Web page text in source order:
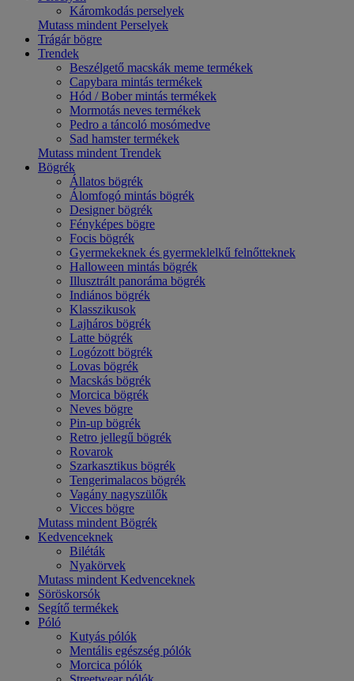
Káromkodás perselyek
Mutass mindent Perselyek
Trágár bögre
Trendek
Beszélgető macskák meme termékek
Capybara mintás termékek
Hód / Bober mintás termékek
Mormotás neves termékek
Pedro a táncoló mosómedve
Sad hamster termékek
Mutass mindent Trendek
Bögrék
Állatos bögrék
Álomfogó mintás bögrék
Designer bögrék
Fényképes bögre
Focis bögrék
Gyermekeknek és gyermeklelkű felnőtteknek
Halloween mintás bögrék
Illusztrált panoráma bögrék
Indiános bögrék
Klasszikusok
Lajháros bögrék
Latte bögrék
Logózott bögrék
Lovas bögrék
Macskás bögrék
Morcica bögrék
Neves bögre
Pin-up bögrék
Retro jellegű bögrék
Rovarok
Szarkasztikus bögrék
Tengerimalacos bögrék
Vagány nagyszülők
Vicces bögre
Mutass mindent Bögrék
Kedvenceknek
Biléták
Nyakörvek
Mutass mindent Kedvenceknek
Söröskorsók
Segítő termékek
Póló
Kutyás pólók
Mentális egészség pólók
Morcica pólók